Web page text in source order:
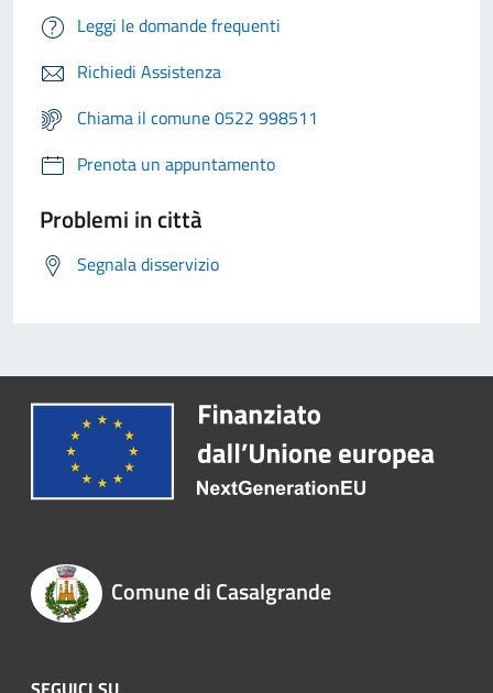
Leggi le domande frequenti
Richiedi Assistenza
Chiama il comune 0522 998511
Prenota un appuntamento
Problemi in città
Segnala disservizio
Comune di Casalgrande